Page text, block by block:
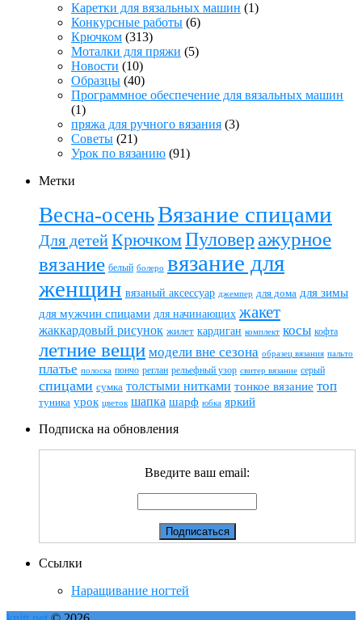
Каретки для вязальных машин (1)
Конкурсные работы (6)
Крючком (313)
Моталки для пряжи (5)
Новости (10)
Образцы (40)
Программное обеспечение для вязальных машин
(1)
пряжа для ручного вязания (3)
Советы (21)
Урок по вязанию (91)
Метки
Весна-осеньВязание спицами
Для детейКрючкомПуловер ажурное
вязание белый болеро вязание для
женщин вязаный аксессуар джемпер для дома для зимы
для мужчин спицами для начинающих жакет
жаккардовый рисунок жилет кардиган комплект косы кофта
летние вещи модели вне сезона образец вязания пальто
платье полоска пончо реглан рельефный узор свитер вязание серый
спицами сумка толстыми нитками тонкое вязание топ
туника урок цветок шапка шарф юбка яркий
Подписка на обновления
Введите ваш email:
Ссылки
Наращивание ногтей